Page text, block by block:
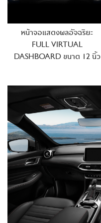
หน้าจอแสดงผลอัจฉริยะ
FULL VIRTUAL
DASHBOARD ขนาด 12 นิ้ว